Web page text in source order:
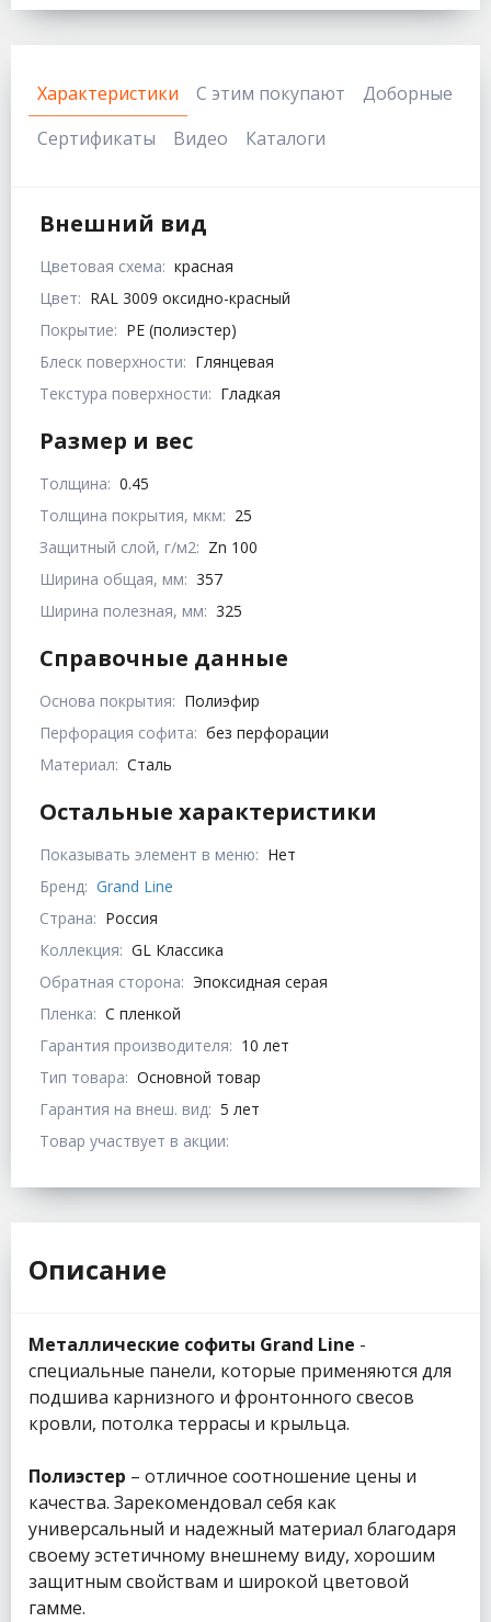
Характеристики С этим покупают
Доборные
Сертификаты
Видео Каталоги
Внешний вид
Цветовая схема: красная
Цвет: RAL 3009 оксидно-красный
Покрытие: PE (полиэстер)
Блеск поверхности: Глянцевая
Текстура поверхности: Гладкая
Размер и вес
Толщина: 0.45
Толщина покрытия, мкм: 25
Защитный слой, г/м2: Zn 100
Ширина общая, мм: 357
Ширина полезная, мм: 325
Справочные данные
Основа покрытия: Полиэфир
Перфорация софита: без перфорации
Материал: Сталь
Остальные характеристики
Показывать элемент в меню: Нет
Бренд: Grand Line
Страна: Россия
Коллекция: GL Классика
Обратная сторона: Эпоксидная серая
Пленка: С пленкой
Гарантия производителя: 10 лет
Тип товара: Основной товар
Гарантия на внеш. вид: 5 лет
Товар участвует в акции:
Описание
Металлические софиты Grand Line -
специальные панели, которые применяются для
подшива карнизного и фронтонного свесов
кровли, потолка террасы и крыльца.
Полиэстер – отличное соотношение цены и
качества. Зарекомендовал себя как
универсальный и надежный материал благодаря
своему эстетичному внешнему виду, хорошим
защитным свойствам и широкой цветовой
гамме.